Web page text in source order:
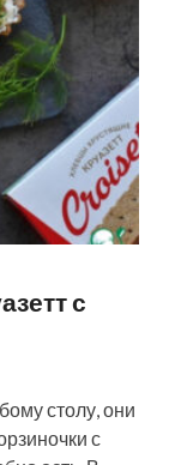
с
столу, они
с